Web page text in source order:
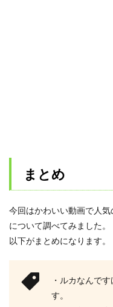
まとめ
今回はかわいい動画で人
について調べてみました。
以下がまとめになります。
・ルカなんで
す。